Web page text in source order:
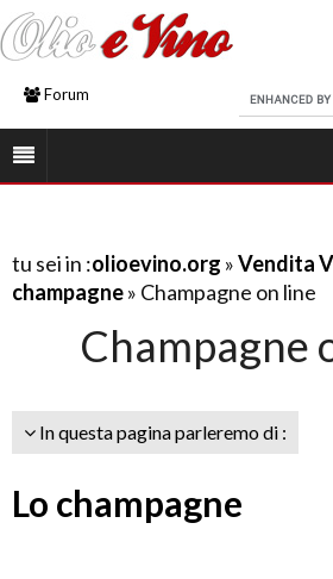
Forum
tu sei in :olioevino.org »Vendita
champagne» Champagne on line
Champagne
In questa pagina parleremo di :
Lo champagne